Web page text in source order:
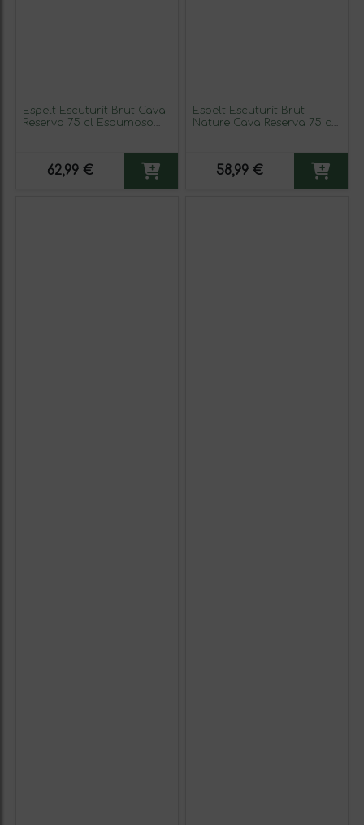
Espelt Escuturit Brut Cava
Reserva 75 cl Espumoso
62,99 €
Espelt Escuturit Brut
Nature Cava Reserva 75 cl
58,99 €